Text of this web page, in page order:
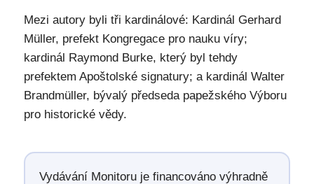
Mezi autory byli tři kardinálové: Kardinál Gerhard
Müller, prefekt Kongregace pro nauku víry;
kardinál Raymond Burke, který byl tehdy
prefektem Apoštolské signatury; a kardinál Walter
Brandmüller, bývalý předseda papežského Výboru
pro historické vědy.
Vydávání Monitoru je financováno výhradně